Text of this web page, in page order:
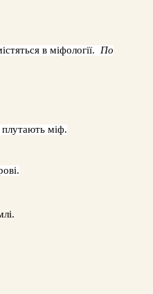
в міфології. По
міф.